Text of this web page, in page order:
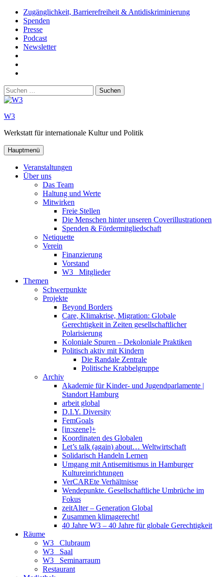
Zum
Inhalt
springen
Zugänglichkeit, Barrierefreiheit & Antidiskriminierung
Spenden
Presse
Podcast
Newsletter
Youtube
Suchen
nach:
W3
Werkstatt für internationale Kultur und Politik
Hauptmenü
Veranstaltungen
Über uns
Das Team
Haltung und Werte
Mitwirken
Freie Stellen
Die Menschen hinter unseren Coverillustrationen
Spenden & Fördermitgliedschaft
Netiquette
Verein
Finanzierung
Vorstand
W3_ Mitglieder
Themen
Schwerpunkte
Projekte
Beyond Borders
Care, Klimakrise, Migration: Globale
Gerechtigkeit in Zeiten gesellschaftlicher
Polarisierung
Koloniale Spuren – Dekoloniale Praktiken
Politisch aktiv mit Kindern
Die Randale Zentrale
Politische Krabbelgruppe
Archiv
Akademie für Kinder- und Jugendparlamente |
Standort Hamburg
arbeit global
D.I.Y. Diversity
FemGoals
[in:szene]+
Koordinaten des Globalen
Let’s talk (again) about… Weltwirtschaft
Solidarisch Handeln Lernen
Umgang mit Antisemitismus in Hamburger
Kultureinrichtungen
VerCAREte Verhältnisse
Wendepunkte. Gesellschaftliche Umbrüche im
Fokus
zeitAlter – Generation Global
Zusammen klimagerecht!
40 Jahre W3 – 40 Jahre für globale Gerechtigkeit
Räume
W3_ Clubraum
W3_ Saal
W3_ Seminarraum
Restaurant